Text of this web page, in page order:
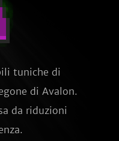
tuniche di
di Avalon.
da riduzioni